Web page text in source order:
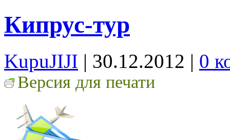
Кипрус-тур
KupuJIJI | 30.12.2012 | 0
Версия для печати